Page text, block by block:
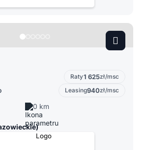
Raty1 625zł/msc
Leasing940zł/msc
0 km